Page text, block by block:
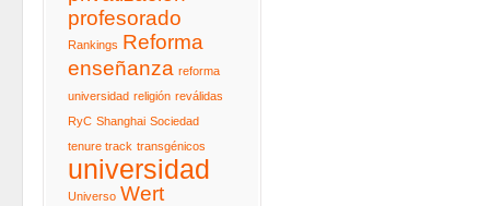
profesorado
Rankings Reforma
enseñanza reforma
universidad religión reválidas
RyC Shanghai Sociedad
tenure track transgénicos
universidad
Universo Wert